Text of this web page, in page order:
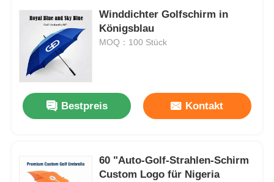
Winddichter Golfschirm in
Königsblau
MOQ：100 Stück
Bestpreis Kontakt
60 "Auto-Golf-Strahlen-Schirm
Custom Logo für Nigeria